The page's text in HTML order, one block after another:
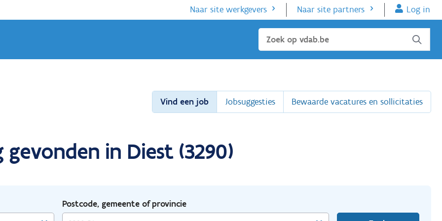
Naar site werkgevers Naar site partners Log in
Sluiten
Vind een job Jobsuggesties Bewaarde vacatures en sollicitaties
in Diest (3290)
Postcode, gemeente of provincie